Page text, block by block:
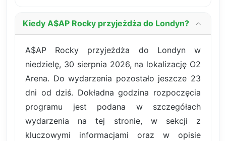
Kiedy A$AP Rocky przyjeżdża do Londyn?
A$AP Rocky przyjeżdża do Londyn w
niedzielę, 30 sierpnia 2026, na lokalizację O2
Arena. Do wydarzenia pozostało jeszcze 23
dni od dziś. Dokładna godzina rozpoczęcia
programu jest podana w szczegółach
wydarzenia na tej stronie, w sekcji z
kluczowymi informacjami oraz w opisie